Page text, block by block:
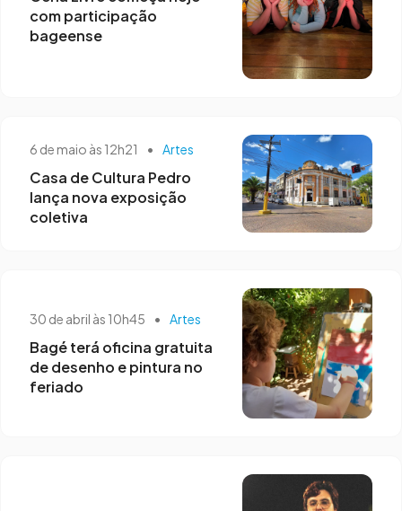
com participação
bageense
6 de maio às 12h21 • Artes
Casa de Cultura Pedro
lança nova exposição
coletiva
30 de abril às 10h45 • Artes
Bagé terá oficina gratuita
de desenho e pintura no
feriado